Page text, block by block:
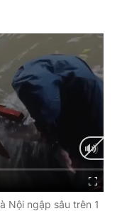
Nội ngập sâu trên 1